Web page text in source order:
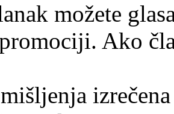
možete
Ako